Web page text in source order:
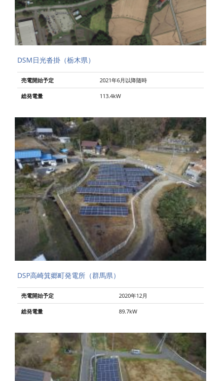
DSM日光沓掛（栃木県）
売電開始予定 2021年6月以降随時
総発電量 113.4kW
DSP高崎箕郷町発電所（群馬県）
売電開始予定 2020年12月
総発電量 89.7kW